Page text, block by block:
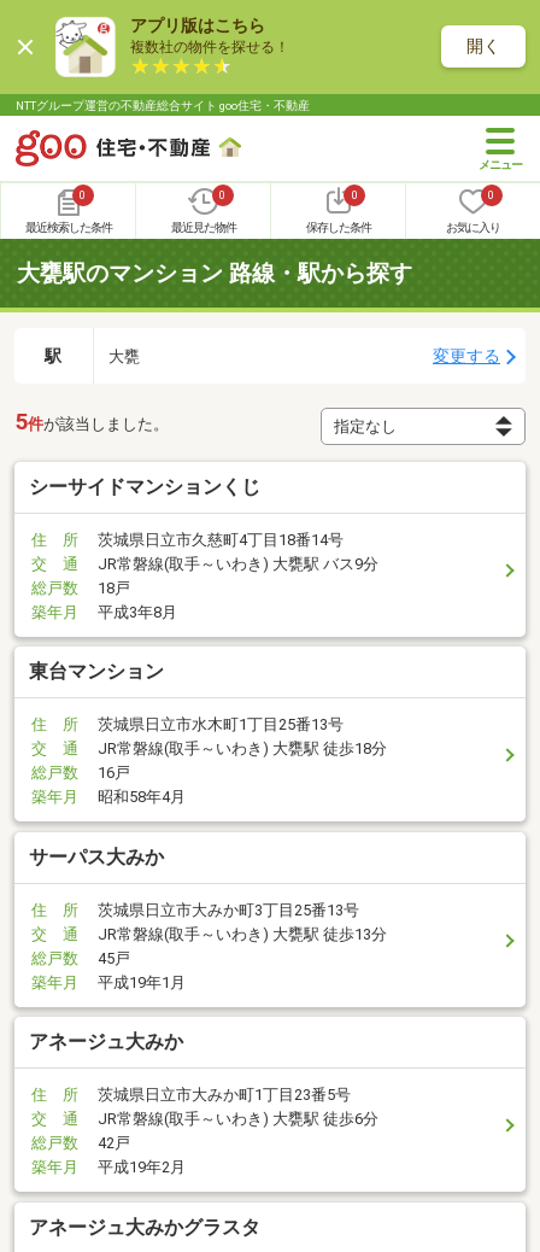
アプリ版はこちら
複数社の物件を探せる！ 開く
NTTグループ運営の不動産総合サイト goo住宅・不動産
0
最近検索した条件
0
最近見た物件
0
保存した条件
0
お気に入り
大甕駅のマンション 路線・駅から探す
駅 大甕 変更する
5件が該当しました。
シーサイドマンションくじ
住 所
茨城県日立市久慈町4丁目18番14号
交 通
JR常磐線(取手～いわき) 大甕駅 バス9分
総戸数
18戸
築年月
平成3年8月
東台マンション
住 所
茨城県日立市水木町1丁目25番13号
交 通
JR常磐線(取手～いわき) 大甕駅 徒歩18分
総戸数
16戸
築年月
昭和58年4月
サーパス大みか
住 所
茨城県日立市大みか町3丁目25番13号
交 通
JR常磐線(取手～いわき) 大甕駅 徒歩13分
総戸数
45戸
築年月
平成19年1月
アネージュ大みか
住 所
茨城県日立市大みか町1丁目23番5号
交 通
JR常磐線(取手～いわき) 大甕駅 徒歩6分
総戸数
42戸
築年月
平成19年2月
アネージュ大みかグラスタ